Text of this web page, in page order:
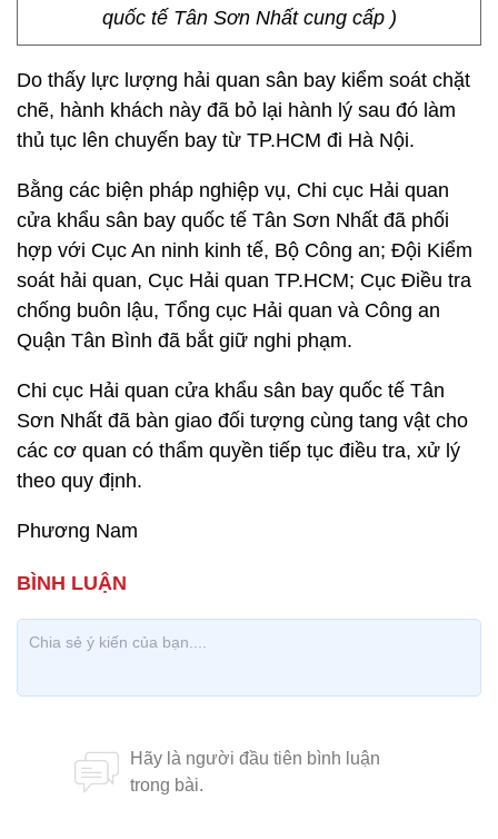
quốc tế Tân Sơn Nhất cung cấp )
Do thấy lực lượng hải quan sân bay kiểm soát chặt
chẽ, hành khách này đã bỏ lại hành lý sau đó làm
thủ tục lên chuyến bay từ TP.HCM đi Hà Nội.
Bằng các biện pháp nghiệp vụ, Chi cục Hải quan
cửa khẩu sân bay quốc tế Tân Sơn Nhất đã phối
hợp với Cục An ninh kinh tế, Bộ Công an; Đội Kiểm
soát hải quan, Cục Hải quan TP.HCM; Cục Điều tra
chống buôn lậu, Tổng cục Hải quan và Công an
Quận Tân Bình đã bắt giữ nghi phạm.
Chi cục Hải quan cửa khẩu sân bay quốc tế Tân
Sơn Nhất đã bàn giao đối tượng cùng tang vật cho
các cơ quan có thẩm quyền tiếp tục điều tra, xử lý
theo quy định.
Phương Nam